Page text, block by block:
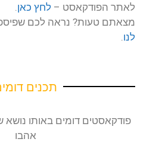
לאתר הפודקאסט – לחץ כאן
מצאתם טעות? נראה לכם
לנו
תכנים
פודקאסטים דומים באותו
אהבו